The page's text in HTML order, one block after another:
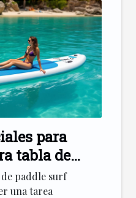
para
tabla de
paddle surf
una tarea